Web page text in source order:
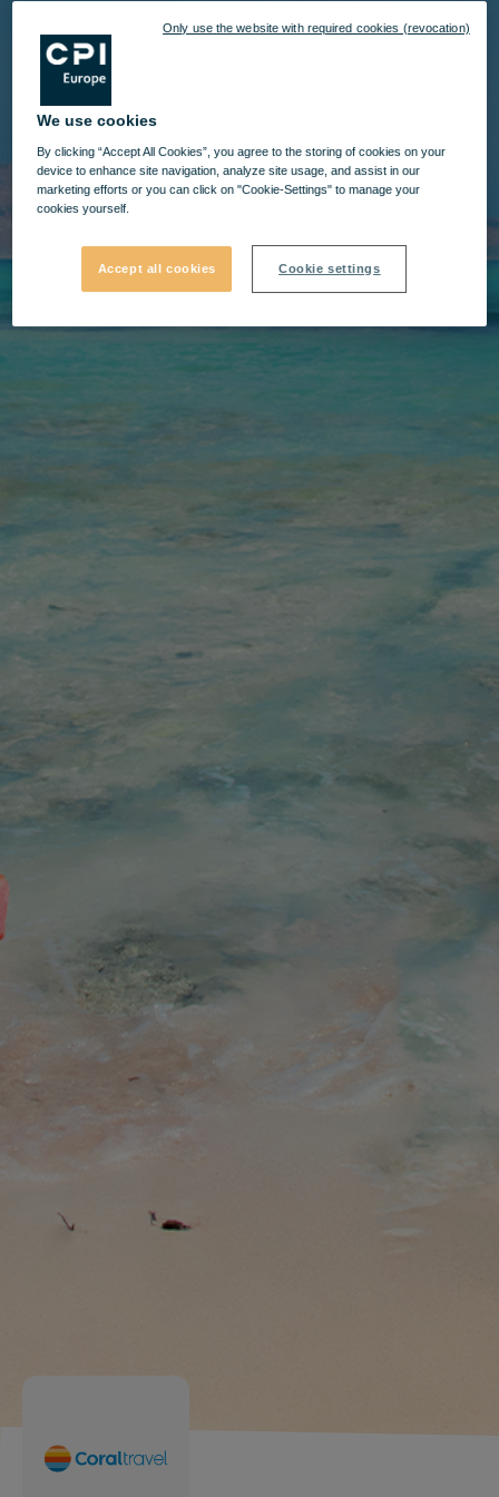
We use cookies
By clicking “Accept All Cookies”, you agree to the storing of cookies on your
device to enhance site navigation, analyze site usage, and assist in our
marketing efforts or you can click on "Cookie-Settings" to manage your
cookies yourself.
Accept all cookies Cookie settings
Only use the website with required cookies (revocation)